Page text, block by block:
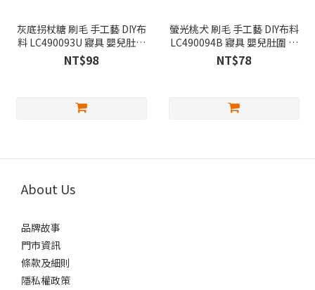
灰底拐杖糖 刷毛 手工藝 DIY布
料 LC490093U 寢具 嬰兒肚圍
冷氣毯 睡衣 玩偶 聖誕
NT$98
螢光桃犬 刷毛 手工藝 DIY布料
LC490094B 寢具 嬰兒肚圍 冷
氣毯 睡衣 玩偶 動物
NT$78
About Us
品牌故事
門市資訊
條款及細則
隱私權政策